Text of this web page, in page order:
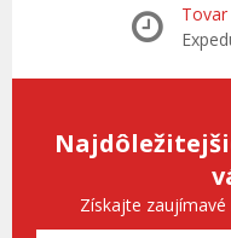
Tovar
Získajte